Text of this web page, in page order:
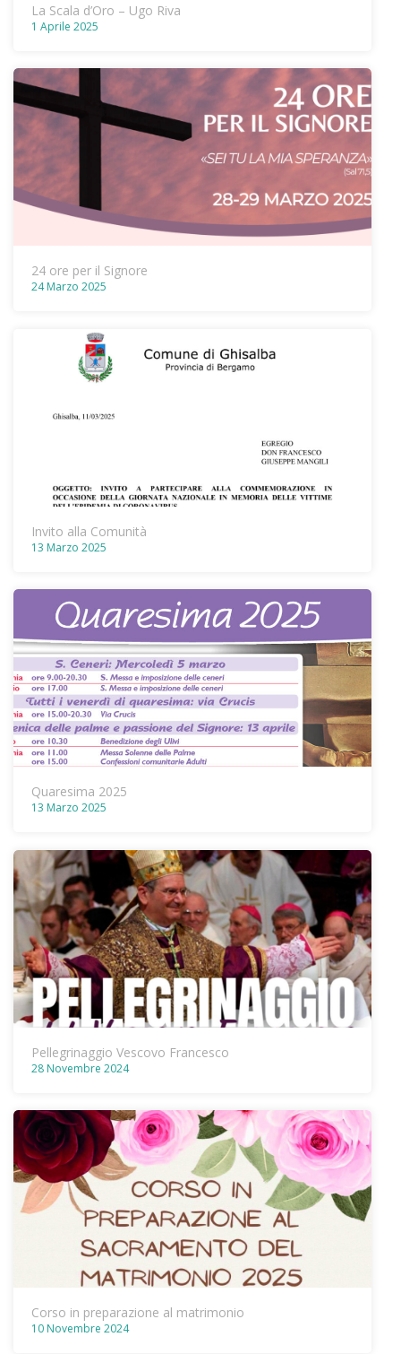
La Scala d’Oro – Ugo Riva
1 Aprile 2025
24 ore per il Signore
24 Marzo 2025
Invito alla Comunità
13 Marzo 2025
Quaresima 2025
13 Marzo 2025
Pellegrinaggio Vescovo Francesco
28 Novembre 2024
Corso in preparazione al matrimonio
10 Novembre 2024